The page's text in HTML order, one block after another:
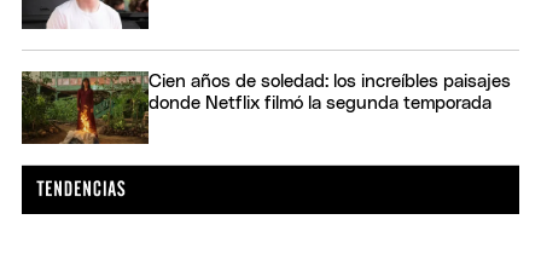
Cien años de soledad: los increíbles paisajes
donde Netflix filmó la segunda temporada